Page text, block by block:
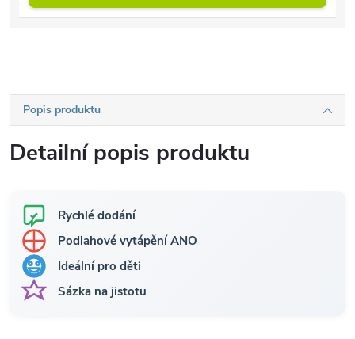
Popis produktu
Detailní popis produktu
Rychlé dodání
Podlahové vytápění ANO
Ideální pro děti
Sázka na jistotu